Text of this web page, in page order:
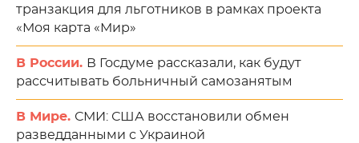
транзакция для льготников в рамках проекта
«Моя карта «Мир»
В России. В Госдуме рассказали, как будут
рассчитывать больничный самозанятым
В Мире. СМИ: США восстановили обмен
разведданными с Украиной